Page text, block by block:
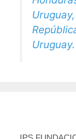
Uruguay.